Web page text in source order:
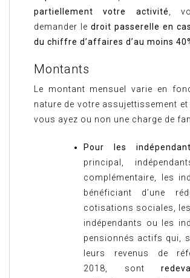
partiellement votre activité ,
demander le droit passerelle en
du chiffre d’affaires d’au moins
Montants
Le montant mensuel varie en
nature de votre assujettissement
vous ayez ou non une charge de
Pour les
principal,
complémentaire, les
bénéficiant d’une
cotisations sociales,
indépendants ou les
pensionnés actifs qui,
leurs revenus de
2018, sont